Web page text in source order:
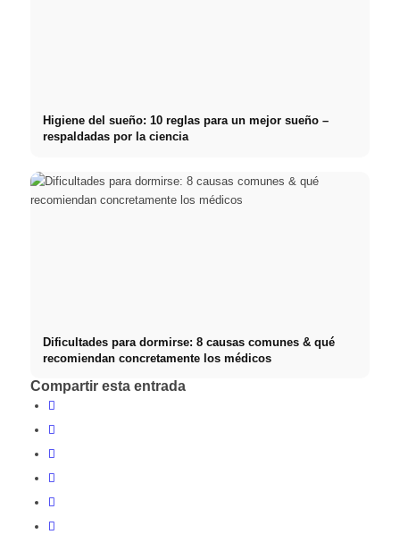
Higiene del sueño: 10 reglas para un mejor sueño –
respaldadas por la ciencia
Dificultades para dormirse: 8 causas comunes & qué
recomiendan concretamente los médicos
Compartir esta entrada